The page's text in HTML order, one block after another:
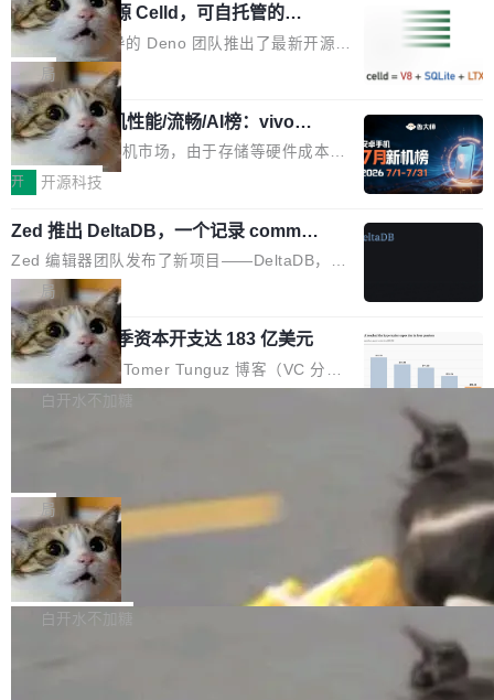
ean 表示是否可切换，nullable 的默认模式、浅
色方案、深色方案——会产生大量无意义的组
合。方案缺了、配置冲突了、全 null 了。要知道
哪些组合有效，作者说，你得靠"文档、校验、或
者部落知识"。 换个写法。Rust 的 enum，两个
变体：Switchable...
做，没什么新鲜的。 但 Kenton Varda 在 Twitte
r 上把事情说清楚了： 今天我们发布了 Cloudfla
re OS，一个带连接器的聊天机器人，跟其他所
有科技公司做的一样。只不过，实际上它不一
样。这是 Sandstorm.io 的重制版，我十年前的
那个创业公司。不同的是，这次它构建在 Cloudf
lare Workers 上——我花了九年时间搭建的平台
——并且深度集成了 AI。这基本上是我十年秘密
计划的顶峰。 十年前，Ken...
Deno 团队开源 Celld，可自托管的分
布式 Durable Objects
Ryan Dahl 领导的 Deno 团队推出了最新开源项
目 Celld，一个能在自己机器上运行 Cloudflare
Workers 和 Durable Objects 的守护进程。 设
计思路很直接：每个对象是一个独立的 SQLite
数据库，按名称寻址，复制到你自己的 S3 兼容
存储库里。节点之间只通过这个存储库协调——
个小型数据库，应用天然按分片构建，单个数据
库的竞争和爆炸半径问题在设计层面就被消除
了。 闲置的 cell 会休眠到几乎不占资源。当 cel
l 迁移或唤醒时，新宿主从 S3 恢复 SQLite 数据
库继续执行。存储库是持久化的唯一真相...
局
鲁大师7月新机性能/流畅/AI榜：vivo夺
性能、流畅双第一，三星Galaxy Z系列
新折叠缺席
2026年7月的手机市场，由于存储等硬件成本暴
增，手机厂商的日子也不好过啊，新机速度明显
高价的三星折叠（三星Galaxy Z Fold8 Ultra / Z
Fold8 / Z Flip8）外，其余要么是中低端机器，
例如iQOO Z11i、REDMI Note 17、REDMI No
te 17 Pro、OPPO K15，要么是vivo X300 E这
样的次旗舰。 Galaxy Z Fold8 Ultra / Z Fold8 /
Z Flip8三款折叠屏新机均在7月22日发布，且全
部搭载骁龙8 Elite Gen5 for Galaxy，它们本该
开 开源科技
Zed 推出 DeltaDB，一个记录 commit
之间所有操作的版本控制系统
Zed 编辑器团队发布了新项目——DeltaDB，一
个在 git commit 之间记录每一次编辑操作的版
本控制系统。目前处于 Early Access 阶段。 De
ltaDB 的核心思路直接写在 landing page 最显
眼的位置：「Software is made between com
mits」——软件是在 commit 之间写出来的。git
是把这段空隙补上。 回退到任何一次编辑：Delt
aDB 捕获 commit 之间的每一次操作，...
局
SpaceXAI 单季资本开支达 183 亿美元
根据风险投资人Tomer Tunguz 博客（VC 分
析）披露的最新分析与第二季度业绩报告，Spac
微软同期总资本开支的四成。 与亚马逊、Alpha
bet、微软以及 Meta 等传统科技巨头相比，Spa
ceXAI的资金消耗速度尤为引人瞩目。然而，支
撑庞大支出的资金来源却呈现出截然不同的面
貌。数据显示，微软和 Meta 主要依托充沛的经
白开水不加糖
一个在终端里运行的编程 agent；Muse Spark
1.2，驱动这个 agent 的新模型。一句话概括：
你可以用 curl -fsSL https://dev.meta.ai/install.
sh | bash 安装一个能在大项目里自动规划、写
代码、验证结果的 AI 终端工具。 据介绍，Muse
局
美团开源 LoHoSearch，用知识图谱校
准 AI 能力认知
机器出题的前提，是让机器拥有全局视野。整个
构建流程可以分为四个环节：建图 → 控制难度
白开水不加糖